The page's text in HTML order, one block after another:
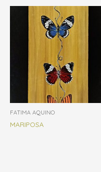
FATIMA AQUINO
MARIPOSA